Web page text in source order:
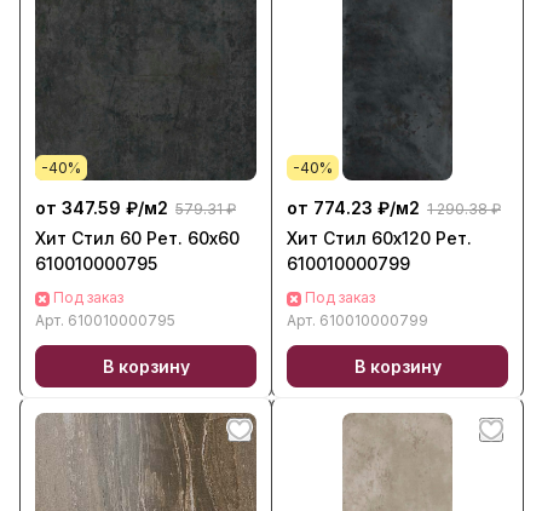
-40%
от 347.59 ₽/м2 579.31 ₽
Хит Стил 60 Рет. 60х60
610010000795
Под заказ
Арт. 610010000795
В корзину
-40%
от 774.23 ₽/м2 1 290.38 ₽
Хит Стил 60х120 Рет.
610010000799
Под заказ
Арт. 610010000799
В корзину